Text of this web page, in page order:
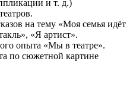
и т. д.)
на тему «Моя семья идёт
«Я артист».
опыта «Мы в театре».
по сюжетной картине